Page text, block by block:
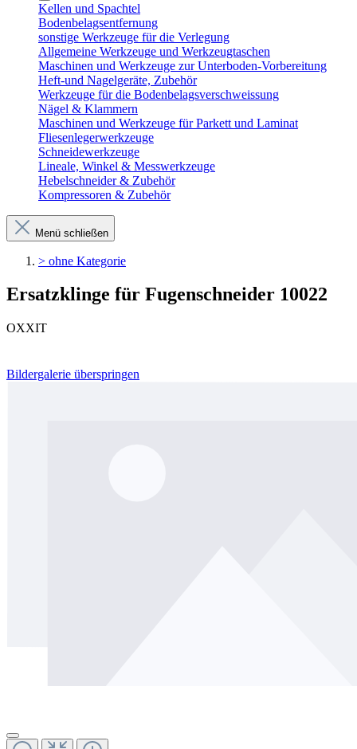
Kellen und Spachtel
Bodenbelagsentfernung
sonstige Werkzeuge für die Verlegung
Allgemeine Werkzeuge und Werkzeugtaschen
Maschinen und Werkzeuge zur Unterboden-Vorbereitung
Heft-und Nagelgeräte, Zubehör
Werkzeuge für die Bodenbelagsverschweissung
Nägel & Klammern
Maschinen und Werkzeuge für Parkett und Laminat
Fliesenlegerwerkzeuge
Schneidewerkzeuge
Lineale, Winkel & Messwerkzeuge
Hebelschneider & Zubehör
Kompressoren & Zubehör
Menü schließen
> ohne Kategorie
Ersatzklinge für Fugenschneider 10022
OXXIT
Bildergalerie überspringen